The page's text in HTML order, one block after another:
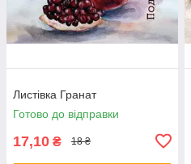
Листівка Гранат
Готово до відправки
17,10 ₴ 18 ₴